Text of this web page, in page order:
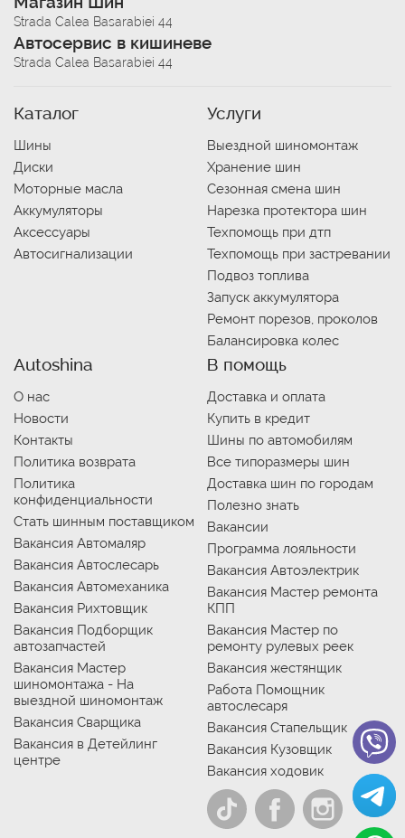
Strada Calea Basarabiei 44
Автосервис в кишиневе
Strada Calea Basarabiei 44
Каталог
Шины
Диски
Моторные масла
Аккумуляторы
Аксессуары
Автосигнализации
Услуги
Выездной шиномонтаж
Хранение шин
Сезонная смена шин
Нарезка протектора шин
Техпомощь при дтп
Техпомощь при застревании
Подвоз топлива
Запуск аккумулятора
Ремонт порезов, проколов
Балансировка колес
Autoshina
О нас
Новости
Контакты
Политика возврата
Политика
конфиденциальности
Стать шинным поставщиком
Вакансия Автомаляр
Вакансия Автослесарь
Вакансия Автомеханика
Вакансия Рихтовщик
Вакансия Подборщик
автозапчастей
Вакансия Мастер
шиномонтажа - На
выездной шиномонтаж
Вакансия Сварщика
Вакансия в Детейлинг
центре
В помощь
Доставка и оплата
Купить в кредит
Шины по автомобилям
Все типоразмеры шин
Доставка шин по городам
Полезно знать
Вакансии
Программа лояльности
Вакансия Автоэлектрик
Вакансия Мастер ремонта
КПП
Вакансия Мастер по
ремонту рулевых реек
Вакансия жестянщик
Работа Помощник
автослесаря
Вакансия Стапельщик
Вакансия Кузовщик
Вакансия ходовик